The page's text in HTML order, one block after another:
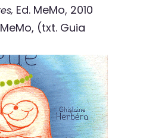
Ed. MeMo, 2010
MeMo, (txt. Guia